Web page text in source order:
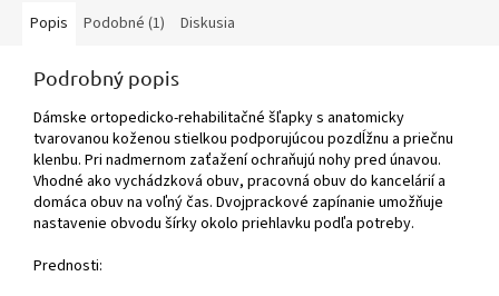
Popis Podobné (1) Diskusia
Podrobný popis
Dámske ortopedicko-rehabilitačné šľapky s anatomicky
tvarovanou koženou stielkou podporujúcou pozdĺžnu a priečnu
klenbu. Pri nadmernom zaťažení ochraňujú nohy pred únavou.
Vhodné ako vychádzková obuv, pracovná obuv do kancelárií a
domáca obuv na voľný čas. Dvojprackové zapínanie umožňuje
nastavenie obvodu šírky okolo priehlavku podľa potreby.
Prednosti: